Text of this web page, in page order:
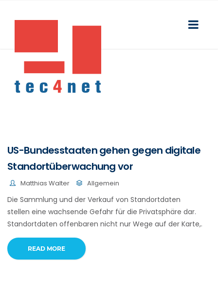
US-Bundesstaaten gehen gegen digitale
Standortüberwachung vor
Matthias Walter Allgemein
Die Sammlung und der Verkauf von Standortdaten
stellen eine wachsende Gefahr für die Privatsphäre dar.
Standortdaten offenbaren nicht nur Wege auf der Karte,.
READ MORE